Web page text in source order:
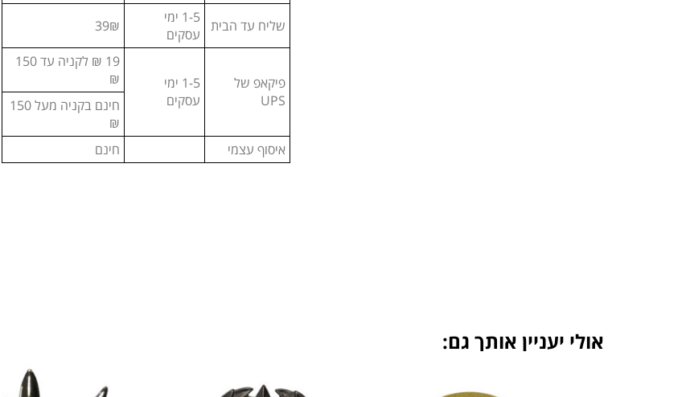
שליח עד הבית
1-5 ימי
עסקים
39₪
פיקאפ של
UPS
1-5 ימי
עסקים
19 ₪ לקניה עד 150
₪
חינם בקניה מעל 150
₪
איסוף עצמי
חינם
אולי יעניין אותך גם: